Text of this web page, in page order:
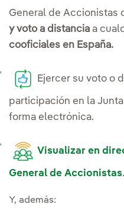
General de Accionistas
y voto a distancia a
cooficiales en España.
Ejercer su voto o
participación en la
forma electrónica.
Visualizar en
General de Accionistas.
Y, además: